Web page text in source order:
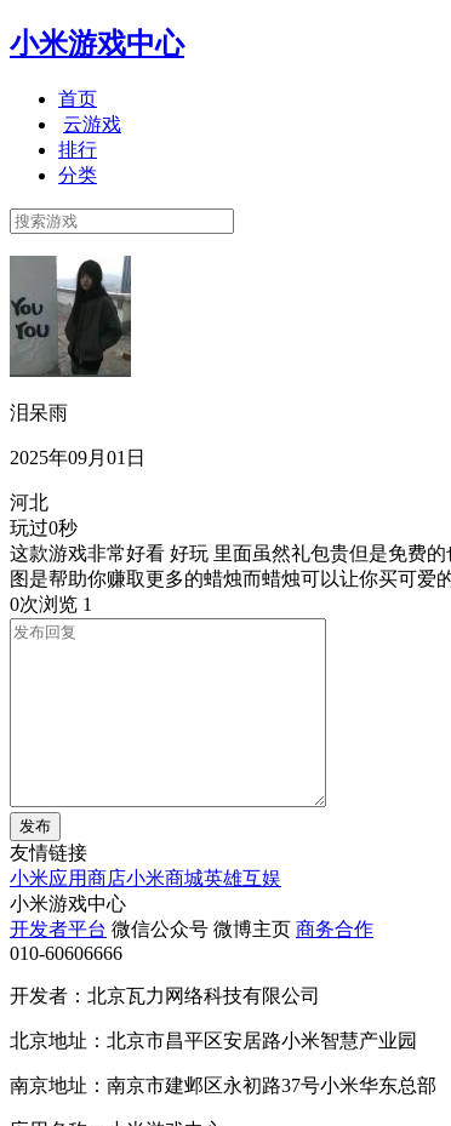
小米游戏中心
首页
云游戏
排行
分类
泪呆雨
2025年09月01日
河北
玩过0秒
这款游戏非常好看 好玩 里面虽然礼包贵但是免费
图是帮助你赚取更多的蜡烛而蜡烛可以让你买可爱
0次浏览 1
发布
友情链接
小米应用商店小米商城英雄互娱
小米游戏中心
开发者平台 微信公众号 微博主页 商务合作
010-60606666
开发者：北京瓦力网络科技有限公司
北京地址：北京市昌平区安居路小米智慧产业园
南京地址：南京市建邺区永初路37号小米华东总部